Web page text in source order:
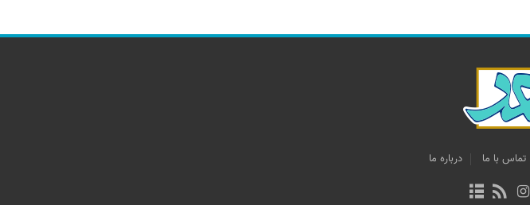
تماس با ما درباره ما